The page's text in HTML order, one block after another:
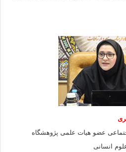
عضو هیات علمی پژوهشگاه
انسانی